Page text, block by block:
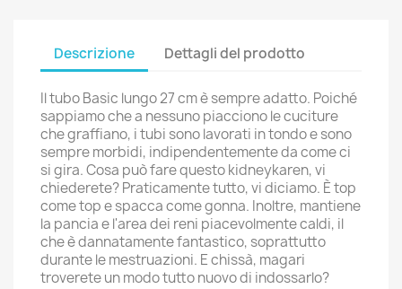
Descrizione Dettagli del prodotto
Il tubo Basic lungo 27 cm è sempre adatto. Poiché
sappiamo che a nessuno piacciono le cuciture
che graffiano, i tubi sono lavorati in tondo e sono
sempre morbidi, indipendentemente da come ci
si gira. Cosa può fare questo kidneykaren, vi
chiederete? Praticamente tutto, vi diciamo. È top
come top e spacca come gonna. Inoltre, mantiene
la pancia e l'area dei reni piacevolmente caldi, il
che è dannatamente fantastico, soprattutto
durante le mestruazioni. E chissà, magari
troverete un modo tutto nuovo di indossarlo?